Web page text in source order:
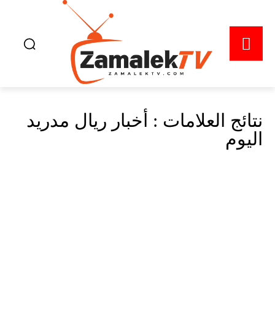
نتائج العلامات :
أخبار ريال مدريد
اليوم